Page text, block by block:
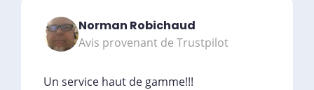
Norman Robichaud
Avis provenant de Trustpilot
Un service haut de gamme!!!